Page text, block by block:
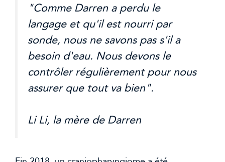
"Comme Darren a perdu le
langage et qu'il est nourri par
sonde, nous ne savons pas s'il a
besoin d'eau. Nous devons le
contrôler régulièrement pour nous
assurer que tout va bien".
Li Li, la mère de Darren